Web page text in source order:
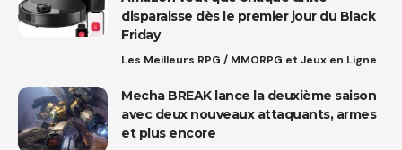
disparaisse dès le premier jour du Black
Friday
Les Meilleurs RPG / MMORPG et Jeux en Ligne
Mecha BREAK lance la deuxième saison
avec deux nouveaux attaquants, armes
et plus encore